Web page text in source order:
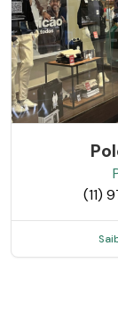
(11)